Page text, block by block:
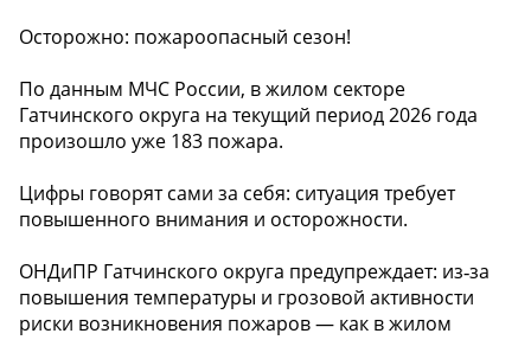
Осторожно: пожароопасный сезон!
По данным МЧС России, в жилом секторе
Гатчинского округа на текущий период 2026 года
произошло уже 183 пожара.
Цифры говорят сами за себя: ситуация требует
повышенного внимания и осторожности.
ОНДиПР Гатчинского округа предупреждает: из‑за
повышения температуры и грозовой активности
риски возникновения пожаров — как в жилом